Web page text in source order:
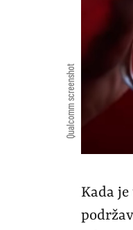
Qualcomm screenshot
Kada